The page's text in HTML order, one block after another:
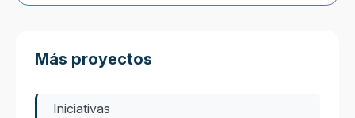
Más proyectos
Iniciativas